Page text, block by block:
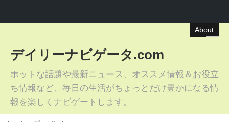
About
デイリーナビゲータ.com
ホットな話題や最新ニュース、オススメ情報＆お役立
ち情報など、毎日の生活がちょっとだけ豊かになる情
報を楽しくナビゲートします。